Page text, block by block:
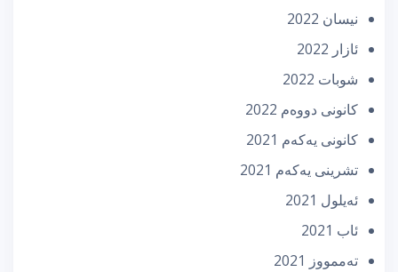
نیسان 2022
ئازار 2022
شوبات 2022
كانونی دووه‌م 2022
كانونی یه‌كه‌م 2021
تشرینی یه‌كه‌م 2021
ئه‌یلول 2021
ئاب 2021
تەممووز 2021